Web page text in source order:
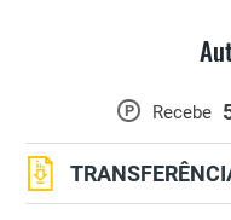
P Recebe